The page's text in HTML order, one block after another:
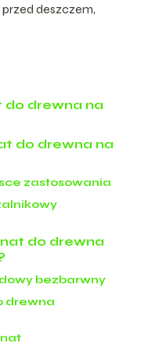
deszczem,
do drewna na
do drewna na
zastosowania
do drewna
bezbarwny
drewna